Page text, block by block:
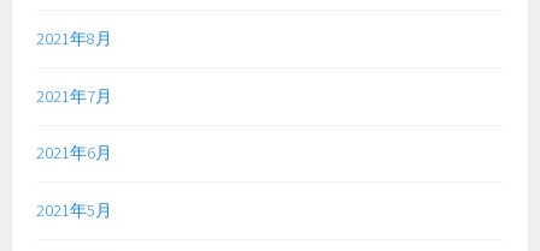
2021年8月
2021年7月
2021年6月
2021年5月